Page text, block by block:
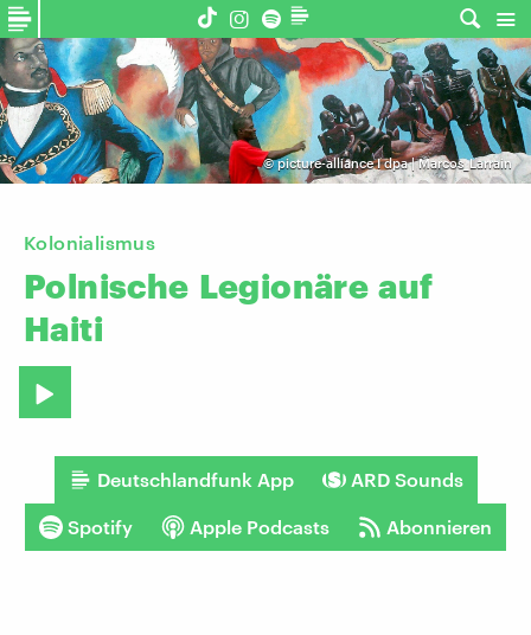
©picture-alliance I dpa | Marcos_Larrain
Kolonialismus
Polnische Legionäre auf
Haiti
Deutschlandfunk App ARD Sounds
Spotify Apple Podcasts Abonnieren